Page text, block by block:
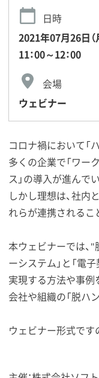
日時
2021年07月26日（
11：00～12：00
会場
ウェビナー
コロナ禍において「
多くの企業で「ワー
ス」の導入が進んで
しかし理想は、社内
れらが連携されるこ
本ウェビナーでは、
ーシステム」と「電
実現する方法や事例
会社や組織の「脱ハ
ウェビナー形式です